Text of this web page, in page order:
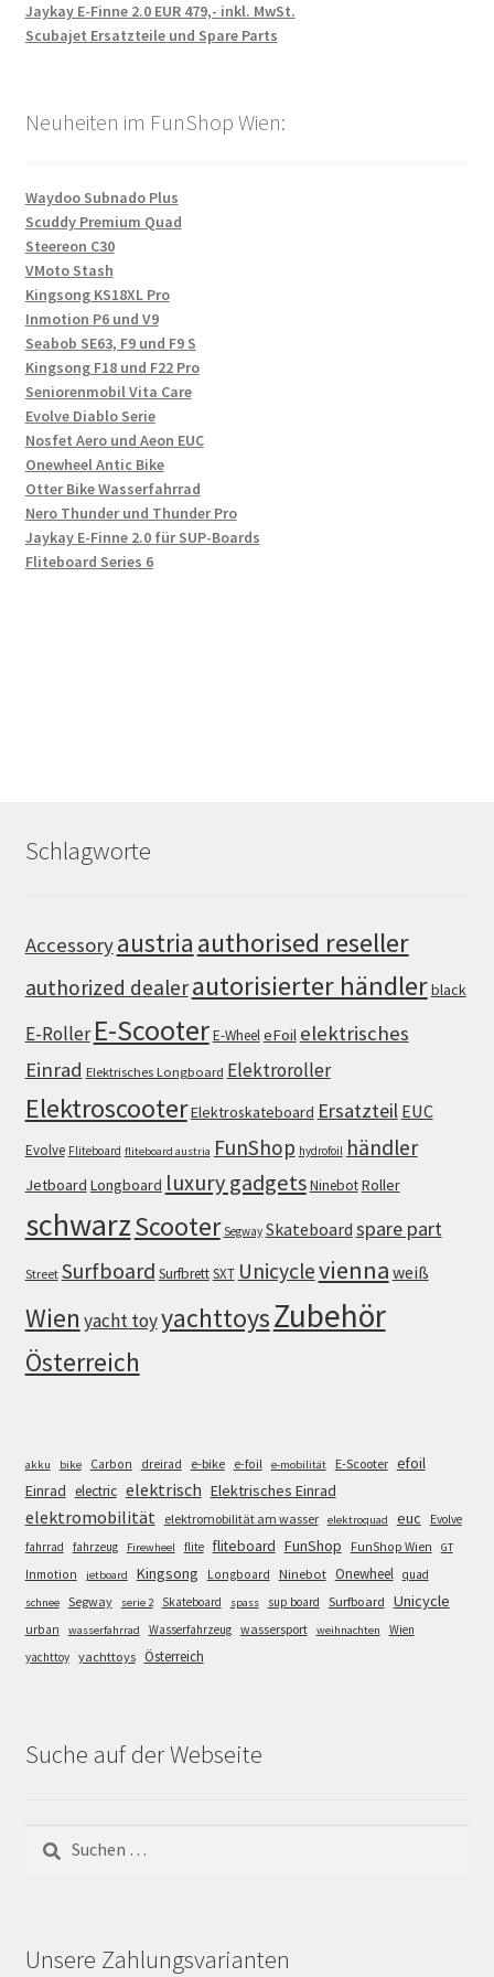
Jaykay E-Finne 2.0 EUR 479,- inkl. MwSt.
Scubajet Ersatzteile und Spare Parts
Neuheiten im FunShop Wien:
Waydoo Subnado Plus
Scuddy Premium Quad
Steereon C30
VMoto Stash
Kingsong KS18XL Pro
Inmotion P6 und V9
Seabob SE63, F9 und F9 S
Kingsong F18 und F22 Pro
Seniorenmobil Vita Care
Evolve Diablo Serie
Nosfet Aero und Aeon EUC
Onewheel Antic Bike
Otter Bike Wasserfahrrad
Nero Thunder und Thunder Pro
Jaykay E-Finne 2.0 für SUP-Boards
Fliteboard Series 6
Schlagworte
Accessoryaustria authorised reseller
authorized dealerautorisierter händlerblack
E-Roller E-ScooterE-WheeleFoil elektrisches
Einrad Elektrisches Longboard Elektroroller
ElektroscooterElektroskateboard Ersatzteil EUC
Evolve Fliteboard fliteboard austria FunShop hydrofoil händler
Jetboard Longboard luxury gadgetsNinebotRoller
schwarzScooter Segway Skateboard spare part
Street Surfboard SurfbrettSXT Unicyclevienna weiß
Wien yacht toyyachttoysZubehör
Österreich
akku bike Carbon dreirad e-bike e-foil e-mobilität E-Scooter efoil
Einrad electric elektrisch Elektrisches Einrad
elektromobilität elektromobilität am wasser elektroquad euc
Evolve
fahrrad
fahrzeug Firewheel flite fliteboard FunShop FunShop Wien GT
Inmotion jetboard Kingsong Longboard Ninebot Onewheel quad
schnee Segway serie 2 Skateboard spass sup board Surfboard Unicycle
urban wasserfahrrad Wasserfahrzeug wassersport weihnachten
Wien
yachttoy yachttoys Österreich
Suche auf der Webseite
Suchen
nach:
Unsere Zahlungsvarianten